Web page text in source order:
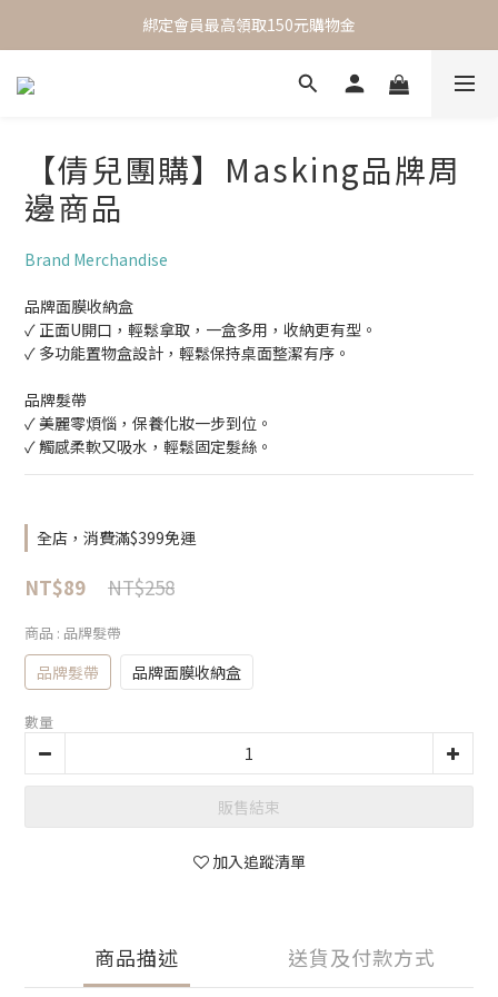
One Day One Masking  極簡保養｜極致呵護
綁定會員最高領取150元購物金
One Day One Masking  極簡保養｜極致呵護
【倩兒團購】Masking品牌周
邊商品
Brand Merchandise
品牌面膜收納盒
✓ 正面U開口，輕鬆拿取，一盒多用，收納更有型。
✓ 多功能置物盒設計，輕鬆保持桌面整潔有序。
品牌髮帶
✓ 美麗零煩惱，保養化妝一步到位。
✓ 觸感柔軟又吸水，輕鬆固定髮絲。
全店，消費滿$399免運
NT$258
NT$89
商品 : 品牌髮帶
品牌髮帶 品牌面膜收納盒
數量
販售結束
加入追蹤清單
商品描述 送貨及付款方式